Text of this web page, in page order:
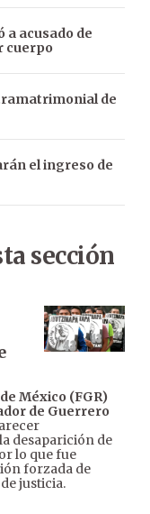
a acusado de
cuerpo
de
el ingreso de
sección
México (FGR)
de Guerrero
desaparición de
lo que fue
forzada de
justicia.